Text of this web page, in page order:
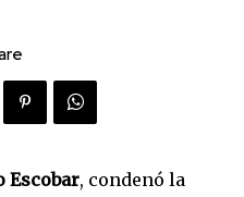
Escobar, condenó la